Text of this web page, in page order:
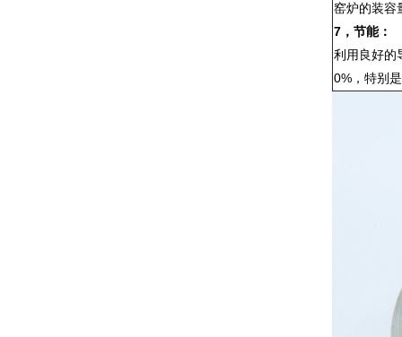
窑炉的装容
7， 节能：
利用良好的
0%，特别